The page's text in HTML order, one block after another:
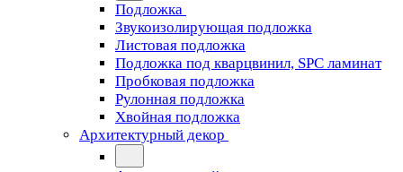
Подложка
Звукоизолирующая подложка
Листовая подложка
Подложка под кварцвинил, SPC ламинат
Пробковая подложка
Рулонная подложка
Хвойная подложка
Архитектурный декор